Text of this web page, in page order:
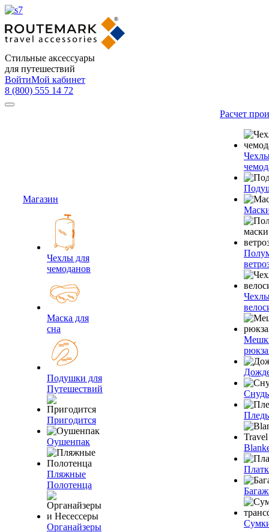
Стильные аксессуары
для путешествий
ВойтиМой кабинет
8 (800) 555 14 72
Магазин
Чехлы для
чемоданов
Маска для
сна
Подушки для
Путешествий
Пригодится
Оушенпак
Пляжные
Полотенца
Органайзеры
Расчет